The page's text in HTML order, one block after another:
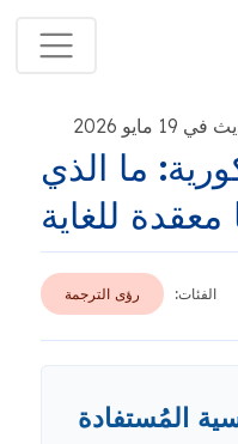
مايو 2026
ما الذي
معقدة للغاية
الفئات: رؤى الترجمة
المُستفادة